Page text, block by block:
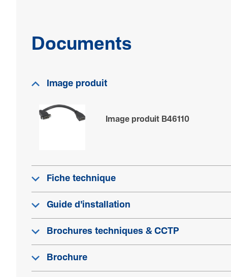
Documents
Image produit
Image produit B46110
Fiche technique
Guide d'installation
Brochures techniques & CCTP
Brochure